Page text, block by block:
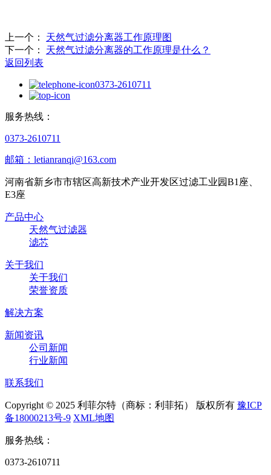
上一个：
天然气过滤分离器工作原理图
下一个：
天然气过滤分离器的工作原理是什么？
返回列表
0373-2610711
服务热线：
0373-2610711
邮箱：letianranqi@163.com
河南省新乡市市辖区高新技术产业开发区过滤工业园B1座、
E3座
产品中心
天然气过滤器
滤芯
关于我们
关于我们
荣誉资质
解决方案
新闻资讯
公司新闻
行业新闻
联系我们
Copyright © 2025 利菲尔特（商标：利菲拓） 版权所有 豫ICP
备18000213号-9 XML地图
服务热线：
0373-2610711